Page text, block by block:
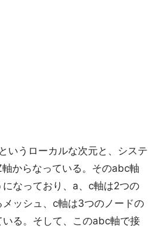
いうローカルな次元と、システ
からなっている。そのabc軸
なっており、a、c軸は2つの
ッシュ、c軸は3つのノードの
いる。そして、このabc軸で接